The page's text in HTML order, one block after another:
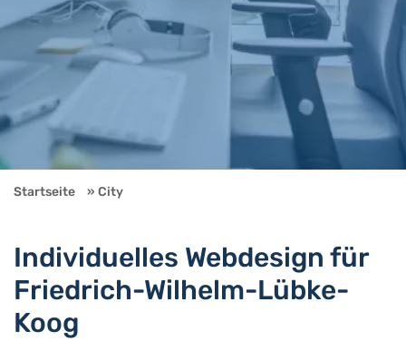
Startseite City
Individuelles Webdesign für
Friedrich-Wilhelm-Lübke-
Koog